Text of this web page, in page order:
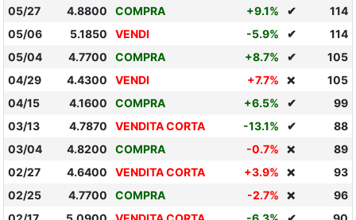
05/27
4.8800 COMPRA +9.1% ✔
114
05/06
5.1850 VENDI -5.9% ✔
114
05/04
4.7700 COMPRA +8.7% ✔
105
04/29
4.4300 VENDI +7.7% ❌
105
04/15
4.1600 COMPRA +6.5% ✔
99
03/13
4.7870 VENDITA CORTA -13.1% ✔
88
03/04
4.8200 COMPRA -0.7% ❌
89
02/27
4.6400 VENDITA CORTA +3.9% ❌
93
02/25
4.7700 COMPRA -2.7% ❌
96